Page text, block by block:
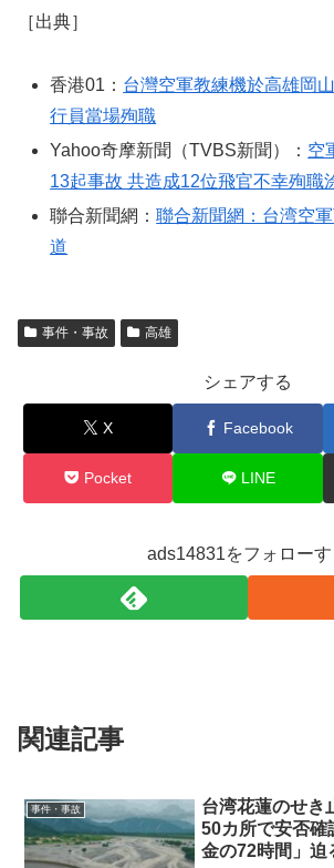
［出典］
香港01： 台灣空軍教練機於高雄岡
行員當場殉職
Yahoo奇摩新聞（TVBS新聞）： 空
13起事故 共造成12位飛官不幸殉職
聯合新聞網：聯合新聞網：台湾空
道
事件・事故 高雄
シェアする
X Facebook
Pocket LINE
ads14831をフォローす
関連記事
事件・事故
台湾花蓮のせ
50カ所で安否
金の72時間」迫